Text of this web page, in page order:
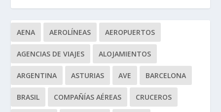
AENA AEROLÍNEAS AEROPUERTOS
AGENCIAS DE VIAJES ALOJAMIENTOS
ARGENTINA ASTURIAS AVE BARCELONA
BRASIL COMPAÑÍAS AÉREAS CRUCEROS